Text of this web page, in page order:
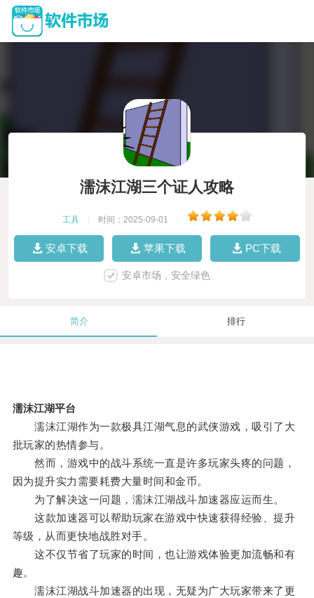
濡沫江湖三个证人攻略
工具 时间：2025-09-01
安卓下载 苹果下载 PC下载
安卓市场，安全绿色
简介 排行
濡沫江湖平台
濡沫江湖作为一款极具江湖气息的武侠游戏，吸引了大
批玩家的热情参与。
然而，游戏中的战斗系统一直是许多玩家头疼的问题，
因为提升实力需要耗费大量时间和金币。
为了解决这一问题，濡沫江湖战斗加速器应运而生。
这款加速器可以帮助玩家在游戏中快速获得经验、提升
等级，从而更快地战胜对手。
这不仅节省了玩家的时间，也让游戏体验更加流畅和有
趣。
濡沫江湖战斗加速器的出现，无疑为广大玩家带来了更